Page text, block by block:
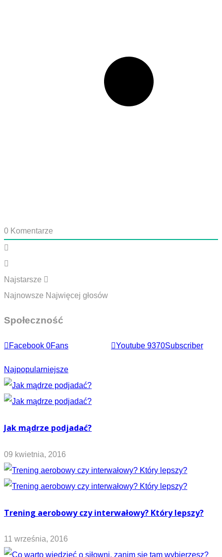
0 Komentarze
Najstarsze
Najnowsze Najwięcej głosów
Społeczność
Facebook 0Fans Youtube 9370Subscriber
Najpopularniejsze
Jak mądrze podjadać?
09 kwietnia, 2016
Trening aerobowy czy interwałowy? Który lepszy?
11 września, 2016